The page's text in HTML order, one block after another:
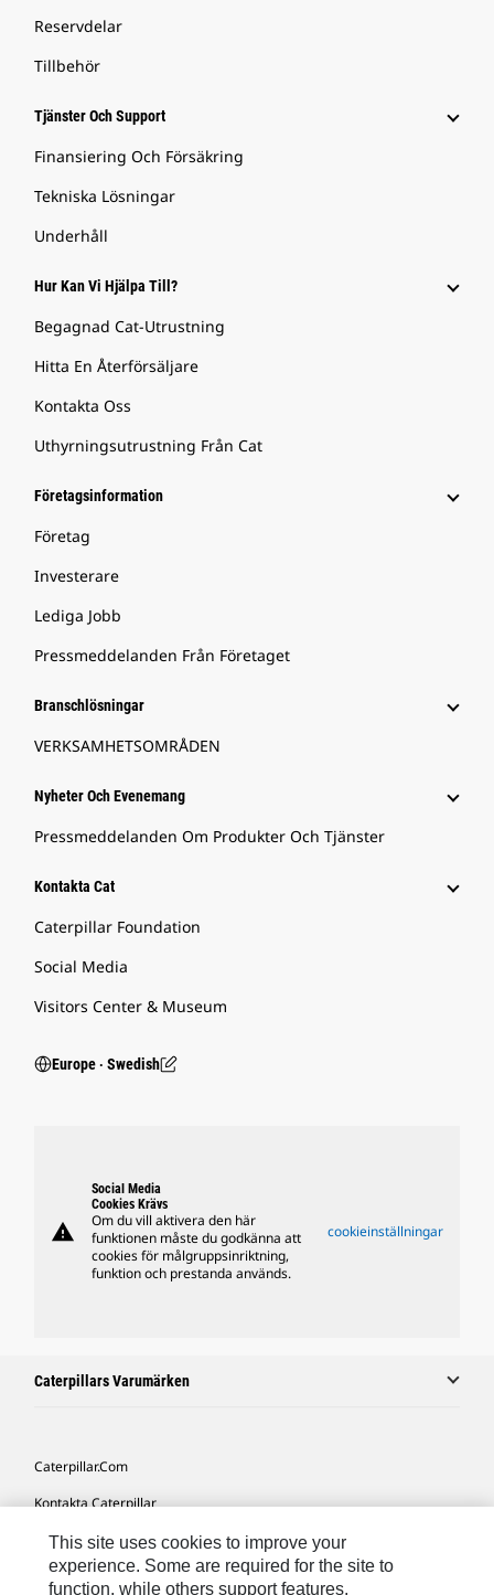
Reservdelar
Tillbehör
Tjänster Och Support
Finansiering Och Försäkring
Tekniska Lösningar
Underhåll
Hur Kan Vi Hjälpa Till?
Begagnad Cat-Utrustning
Hitta En Återförsäljare
Kontakta Oss
Uthyrningsutrustning Från Cat
Företagsinformation
Företag
Investerare
Lediga Jobb
Pressmeddelanden Från Företaget
Branschlösningar
VERKSAMHETSOMRÅDEN
Nyheter Och Evenemang
Pressmeddelanden Om Produkter Och Tjänster
Kontakta Cat
Caterpillar Foundation
Social Media
Visitors Center & Museum
Europe ‧ Swedish
warning
Social Media
Cookies Krävs
Om du vill aktivera den här
funktionen måste du godkänna att
cookies för målgruppsinriktning,
funktion och prestanda används.
cookieinställningar
Caterpillars Varumärken
Caterpillar.com
Kontakta Caterpillar
Mina Marknadsföringspreferenser
Platskarta
This site uses cookies to improve your
experience. Some are required for the site to
function, while others support features,